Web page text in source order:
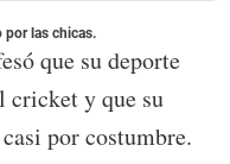
por las chicas.
que su deporte
cricket y que su
por costumbre.